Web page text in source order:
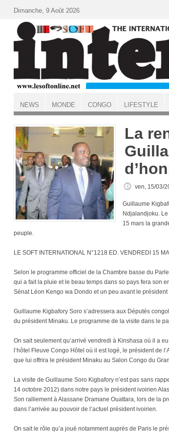
ACCUEIL
La
ven, 15/03/
Guillaume
Ndjalandjoku.
15 mars la
peuple.
LE SOFT INTERNATIONAL N°1218 ED. VENDREDI 15
Selon le programme officiel de la Chambre basse du
qui a fait la pluie et le beau temps dans so pays fera son
Sénat Léon Kengo wa Dondo et un peu avant le président
Guillaume Kigbafory Soro s’adressera aux Députés
du président Minaku. Le programme de la visite dans le
On sait seulement qu’arrivé vendredi à Kinshasa où il a
l’hôtel Fleuve Congo Hôtel où il est logé, le président de
que lui offrira le président Minaku au Salon Congo du
La visite de Guillaume Soro Kigbafory n’est pas sans
14 octobre 2012) dans notre pays le président ivoirien
Son ralliement à Alassane Dramane Ouattara, lors de la
dans l’arrivée au pouvoir de l’actuel président ivoirien.
On sait le rôle qu’a joué notamment auprès de Paris le
Dimanche, 9 Août 2026
NEWS MONDE CONGO LIFESTYLE